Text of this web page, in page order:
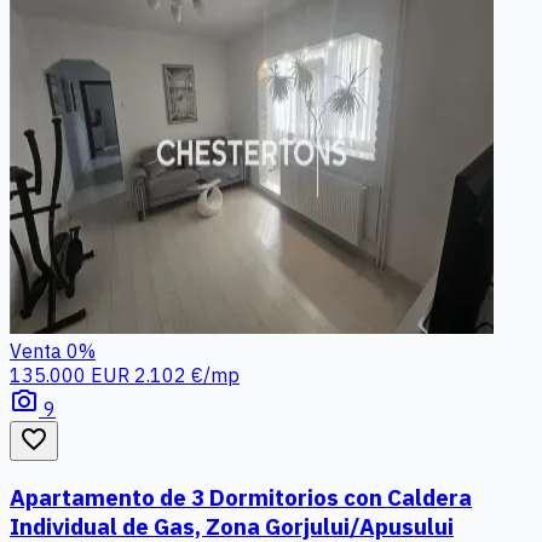
Venta 0%
135.000 EUR 2.102 €/mp
photo_camera 9
favorite_border
Apartamento de 3 Dormitorios con Caldera
Individual de Gas, Zona Gorjului/Apusului